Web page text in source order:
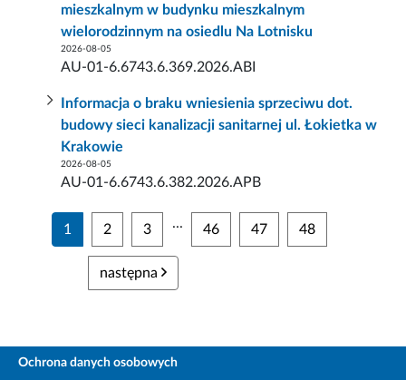
mieszkalnym w budynku mieszkalnym
wielorodzinnym na osiedlu Na Lotnisku
2026-08-05
AU-01-6.6743.6.369.2026.ABI
Informacja o braku wniesienia sprzeciwu dot.
budowy sieci kanalizacji sanitarnej ul. Łokietka w
Krakowie
2026-08-05
AU-01-6.6743.6.382.2026.APB
1 2 3 ... 46 47 48
następna
Ochrona danych osobowych